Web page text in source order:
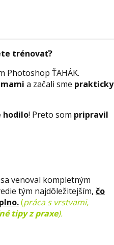
trénovať?
Photoshop ŤAHÁK.
a začali sme prakticky
hodilo! Preto som pripravil
venoval kompletným
tým najdôležitejším, čo
(práca s vrstvami,
tipy z praxe).